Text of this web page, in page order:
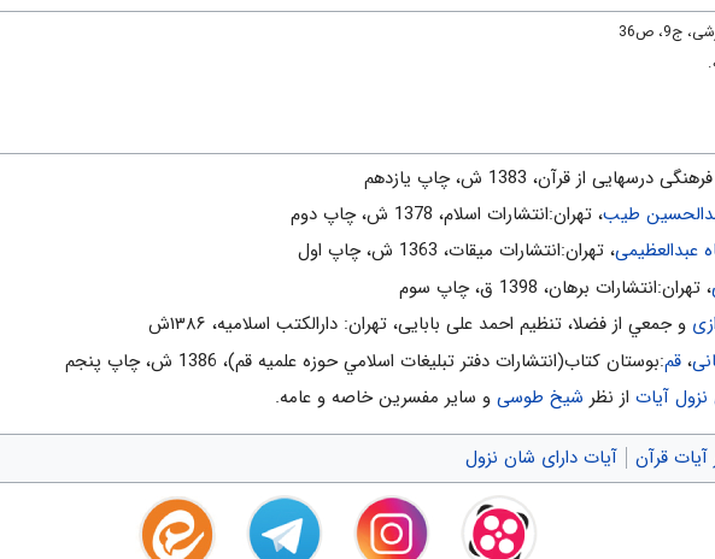
و انفاقش قطعى است. (تلاوت كتاب به صورت مضارع آمده كه نشانه تداوم عمل و علاقه به تلاوت است،
ص36
درسهايى از قرآن، 1383 ش، چاپ يازدهم
طیب، تهران:انتشارات اسلام‌، 1378 ش‌، چاپ دوم‌
، تهران:انتشارات ميقات، 1363 ش، چاپ اول
، تهران:انتشارات برهان، 1398 ق، چاپ سوم
و جمعي از فضلا، تنظیم احمد علی بابایی، تهران: دارالکتب اسلامیه، ۱۳۸۶ش
، قم:بوستان كتاب(انتشارات دفتر تبليغات اسلامي حوزه علميه قم)، 1386 ش‌، چاپ پنجم‌
آیاتاز نظر شیخ طوسیو سایر مفسرین خاصه و عامه.
قرآن آیات دارای شان نزول